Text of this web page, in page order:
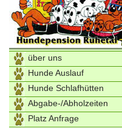
über uns
Hunde Auslauf
Hunde Schlafhütten
Abgabe-/Abholzeiten
Platz Anfrage